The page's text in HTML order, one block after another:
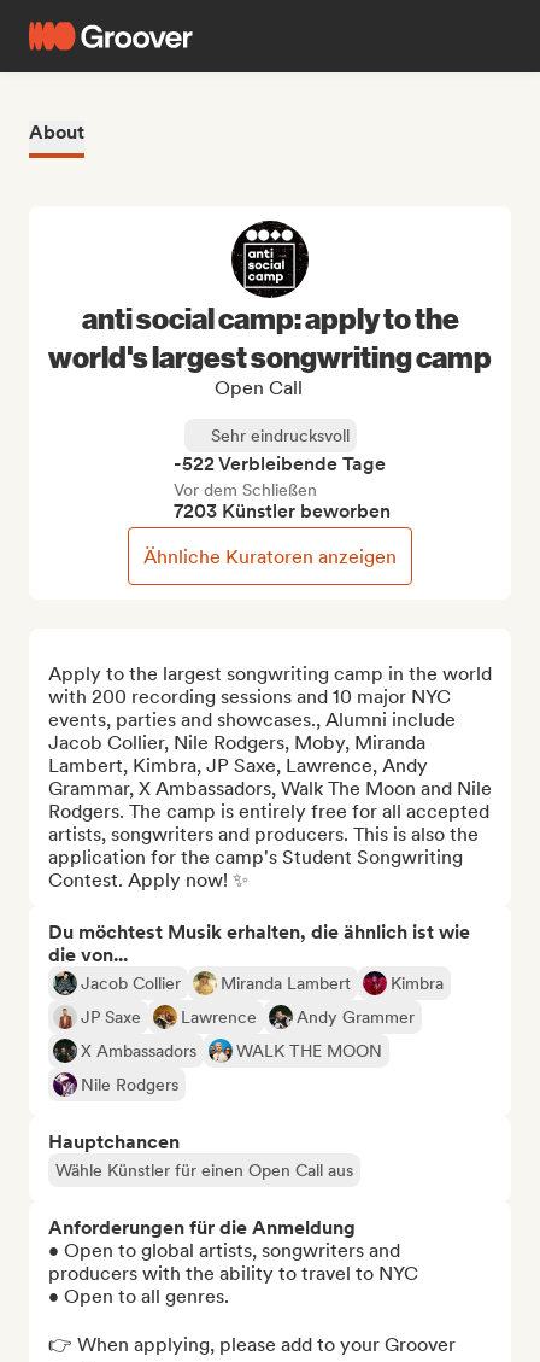
About
Apply to the largest songwriting camp in the world
with 200 recording sessions and 10 major NYC
events, parties and showcases., Alumni include
Jacob Collier, Nile Rodgers, Moby, Miranda
Lambert, Kimbra, JP Saxe, Lawrence, Andy
Grammar, X Ambassadors, Walk The Moon and Nile
Rodgers. The camp is entirely free for all accepted
artists, songwriters and producers. This is also the
application for the camp's Student Songwriting
Contest. Apply now! ✨
Du möchtest Musik erhalten, die ähnlich ist wie
die von...
Jacob Collier Miranda Lambert
Kimbra
JP Saxe
Lawrence
Andy Grammer
X Ambassadors
WALK THE MOON
Nile Rodgers
Hauptchancen
Wähle Künstler für einen Open Call aus
Anforderungen für die Anmeldung
• Open to global artists, songwriters and
producers with the ability to travel to NYC
• Open to all genres.
👉 When applying, please add to your Groover
anti social camp: apply to the
world's largest songwriting camp
Open Call
Sehr eindrucksvoll
-522 Verbleibende Tage
Vor dem Schließen
7203 Künstler beworben
Ähnliche Kuratoren anzeigen